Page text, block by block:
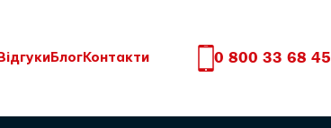
Відгуки Блог Контакти 0 800 33 68 45